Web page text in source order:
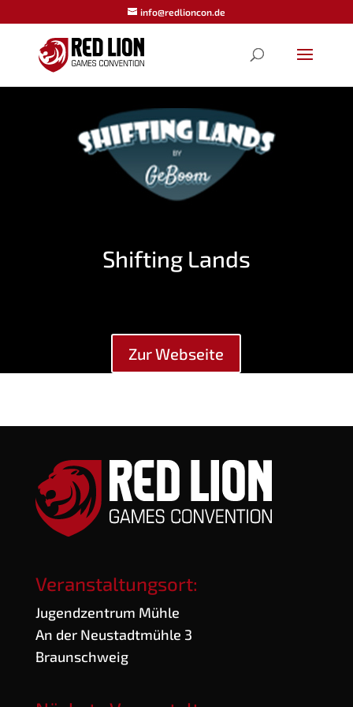
info@redlioncon.de
Shifting Lands
Zur Web­sei­te
Veranstaltungsort:
Jugend­zen­trum Mühle
An der Neu­stadt­müh­le 3
Braunschweig